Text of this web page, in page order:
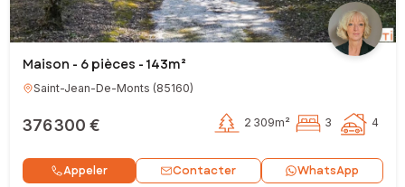
Maison - 6 pièces - 143m²
Saint-Jean-De-Monts (85160)
376 300 € 2 309m² 3 4
Appeler Contacter WhatsApp